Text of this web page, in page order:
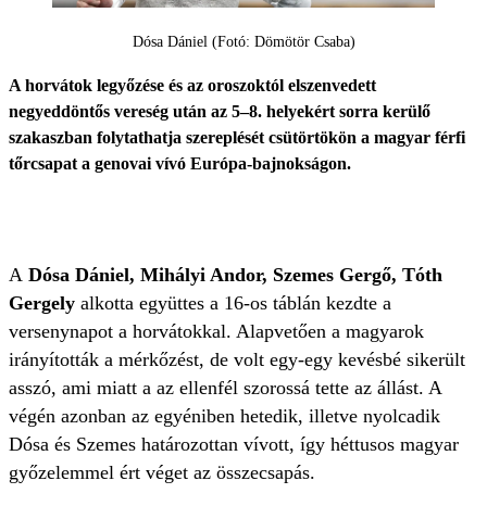
Dósa Dániel (Fotó: Dömötör Csaba)
A horvátok legyőzése és az oroszoktól elszenvedett
negyeddöntős vereség után az 5–8. helyekért sorra kerülő
szakaszban folytathatja szereplését csütörtökön a magyar férfi
tőrcsapat a genovai vívó Európa-bajnokságon.
A Dósa Dániel, Mihályi Andor, Szemes Gergő, Tóth
Gergely alkotta együttes a 16-os táblán kezdte a
versenynapot a horvátokkal. Alapvetően a magyarok
irányították a mérkőzést, de volt egy-egy kevésbé sikerült
asszó, ami miatt a az ellenfél szorossá tette az állást. A
végén azonban az egyéniben hetedik, illetve nyolcadik
Dósa és Szemes határozottan vívott, így héttusos magyar
győzelemmel ért véget az összecsapás.